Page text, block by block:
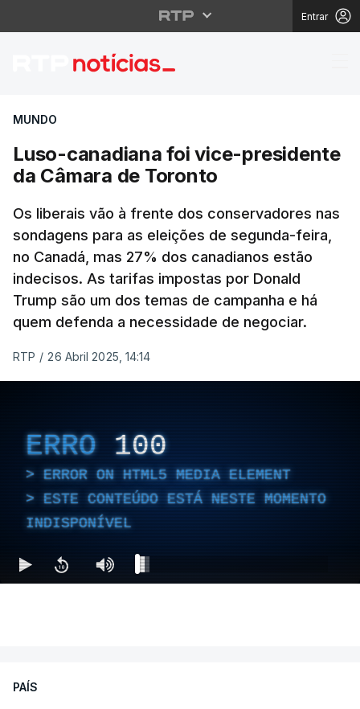
Entrar
Luso-canadiana foi
MUNDO
Luso-canadiana foi vice-presidente
da Câmara de Toronto
Os liberais vão à frente dos conservadores nas
sondagens para as eleições de segunda-feira,
no Canadá, mas 27% dos canadianos estão
indecisos. As tarifas impostas por Donald
Trump são um dos temas de campanha e há
quem defenda a necessidade de negociar.
RTP / 26 Abril 2025, 14:14
ERRO 100
ERROR ON HTML5 MEDIA ELEMENT
ESTE CONTEÚDO ESTÁ NESTE MOMENTO
INDISPONÍVEL
PAÍS